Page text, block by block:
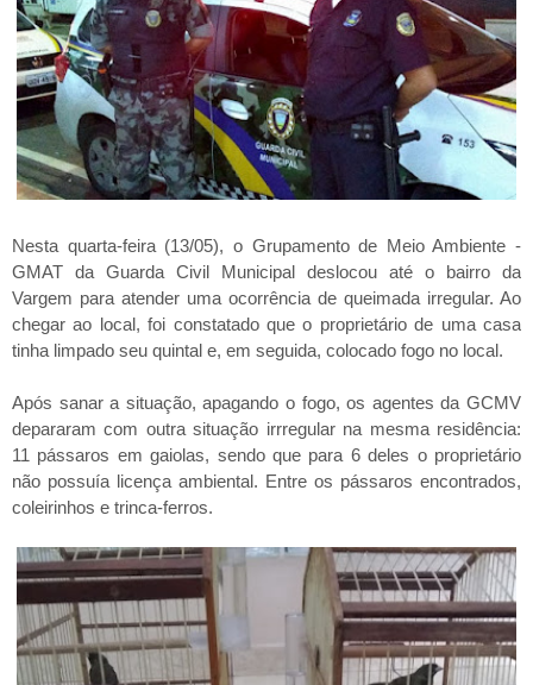
Nesta quarta-feira (13/05), o Grupamento de Meio Ambiente -
GMAT da Guarda Civil Municipal deslocou até o bairro da
Vargem para atender uma ocorrência de queimada irregular. Ao
chegar ao local, foi constatado que o proprietário de uma casa
tinha limpado seu quintal e, em seguida, colocado fogo no local.
Após sanar a situação, apagando o fogo, os agentes da GCMV
depararam com outra situação irrregular na mesma residência:
11 pássaros em gaiolas, sendo que para 6 deles o proprietário
não possuía licença ambiental. Entre os pássaros encontrados,
coleirinhos e trinca-ferros.